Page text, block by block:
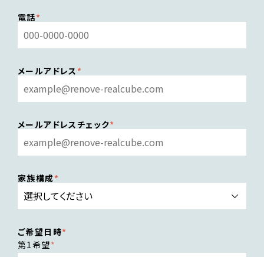
電話
メールアドレス
メールアドレスチェック
家族構成
ご希望日時
第1希望